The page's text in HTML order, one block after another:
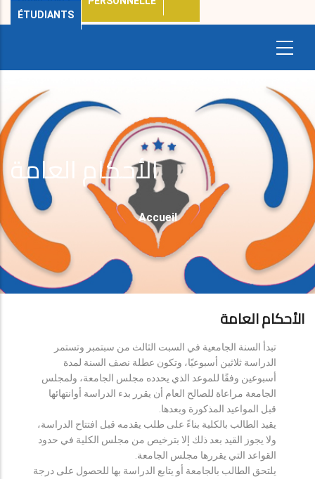
ÉTUDIANTS
الأحكام العامة
Fil
D'Ariane
Accueil
الأحكام العامة
تبدأ السنة الجامعية في السبت الثالث من سبتمبر وتستمر
الدراسة ثلاثين أسبوعيًا، وتكون عطلة نصف السنة لمدة
أسبوعين وفقًا للموعد الذي يحدده مجلس الجامعة، ولمجلس
الجامعة مراعاة للصالح العام أن يقرر بدء الدراسة أوانتهائها
قبل المواعيد المذكورة وبعدها.
يقيد الطالب بالكلية بناءً على طلب يقدمه قبل افتتاح الدراسة،
ولا يجوز القيد بعد ذلك إلا بترخيص من مجلس الكلية في حدود
القواعد التي يقررها مجلس الجامعة.
يلتحق الطالب بالجامعة أو يتابع الدراسة بها للحصول على درجة